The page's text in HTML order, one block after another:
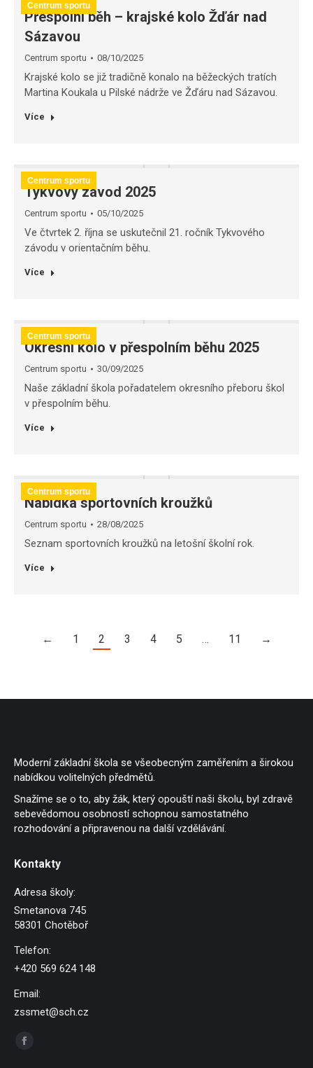
Centrum sportu
Přespolní běh – krajské kolo Žďár nad
Sázavou
Centrum sportu 08/10/2025
Krajské kolo se již tradičně konalo na běžeckých tratích
Martina Koukala u Pilské nádrže ve Žďáru nad Sázavou.
Více
Centrum sportu
Tykvový závod 2025
Centrum sportu 05/10/2025
Ve čtvrtek 2. října se uskutečnil 21. ročník Tykvového
závodu v orientačním běhu.
Více
Centrum sportu
Okresní kolo v přespolním běhu 2025
Centrum sportu 30/09/2025
Naše základní škola pořadatelem okresního přeboru škol
v přespolním běhu.
Více
Centrum sportu
Nabídka sportovních kroužků
Centrum sportu 28/08/2025
Seznam sportovních kroužků na letošní školní rok.
Více
← 1 2 3 4 5 … 11 →
Moderní základní škola se všeobecným zaměřením a širokou
nabídkou volitelných předmětů.
Snažíme se o to, aby žák, který opouští naši školu, byl zdravě
sebevědomou osobností schopnou samostatného
rozhodování a připravenou na další vzdělávání.
Kontakty
Adresa školy:
Smetanova 745
58301 Chotěboř
Telefon:
+420 569 624 148
Email:
zssmet@sch.cz
Find us on: